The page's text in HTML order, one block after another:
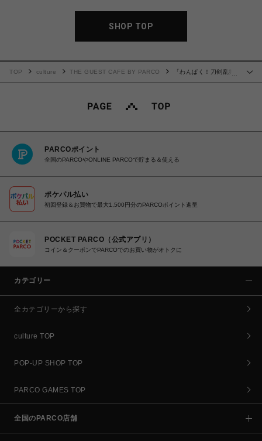
SHOP TOP
TOP culture THE GUEST CAFE BY PARCO
「わんぱく！刀剣乱舞
PARCOポイント
全国のPARCOやONLINE PARCOで貯まる＆使える
ポケパル払い
初回登録＆お買物で最大1,500円分のPARCOポイント進呈
POCKET PARCO（公式アプリ）
コイン＆クーポンでPARCOでのお買い物がオトクに
カテゴリー
全カテゴリーから探す
culture TOP
POP-UP SHOP TOP
PARCO GAMES TOP
全国のPARCO店舗